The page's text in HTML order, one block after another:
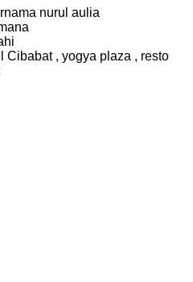
nurul aulia
Cibabat , yogya plaza , resto